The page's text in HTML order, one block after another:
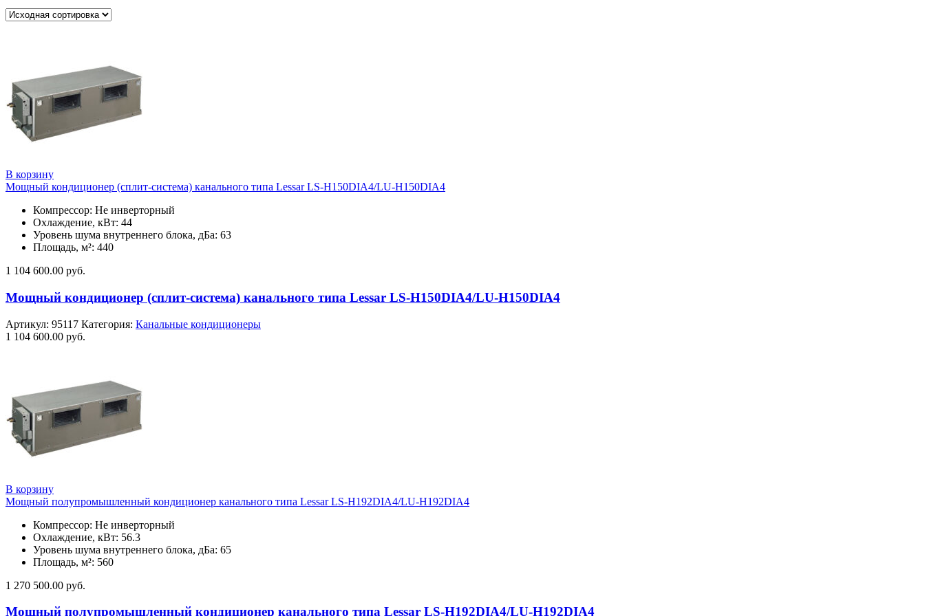
В корзину
Мощный кондиционер (сплит-система) канального типа Lessar LS-H150DIA4/LU-H150DIA4
Компрессор: Не инверторный
Охлаждение, кВт: 44
Уровень шума внутреннего блока, дБа: 63
Площадь, м²: 440
1 104 600.00 руб.
Мощный кондиционер (сплит-система) канального типа Lessar LS-H150DIA4/LU-H150DIA4
Артикул: 95117 Категория: Канальные кондиционеры
1 104 600.00 руб.
В корзину
Мощный полупромышленный кондиционер канального типа Lessar LS-H192DIA4/LU-H192DIA4
Компрессор: Не инверторный
Охлаждение, кВт: 56.3
Уровень шума внутреннего блока, дБа: 65
Площадь, м²: 560
1 270 500.00 руб.
Мощный полупромышленный кондиционер канального типа Lessar LS-H192DIA4/LU-H192DIA4